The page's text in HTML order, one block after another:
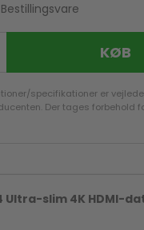
Bestillingsvare
KØB
specifikationer er
Der tages forbehold
Ultra-slim 4K HDMI-